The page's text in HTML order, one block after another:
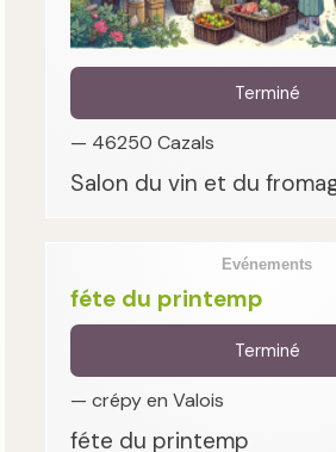
Terminé
— 46250 Cazals
Salon du vin et du
Evénements
féte du printemp
Terminé
— crépy en Valois
féte du printemp